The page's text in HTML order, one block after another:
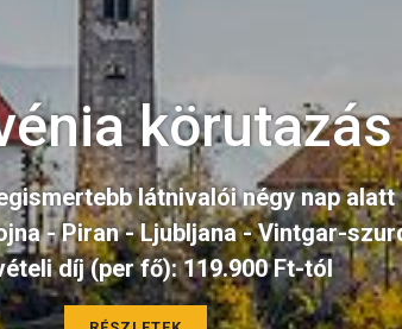
körutazás
balti fővárosokba és a modern
- Vilnius - Helsinki - Varsó
díj (per fő): 299.900 Ft-tól